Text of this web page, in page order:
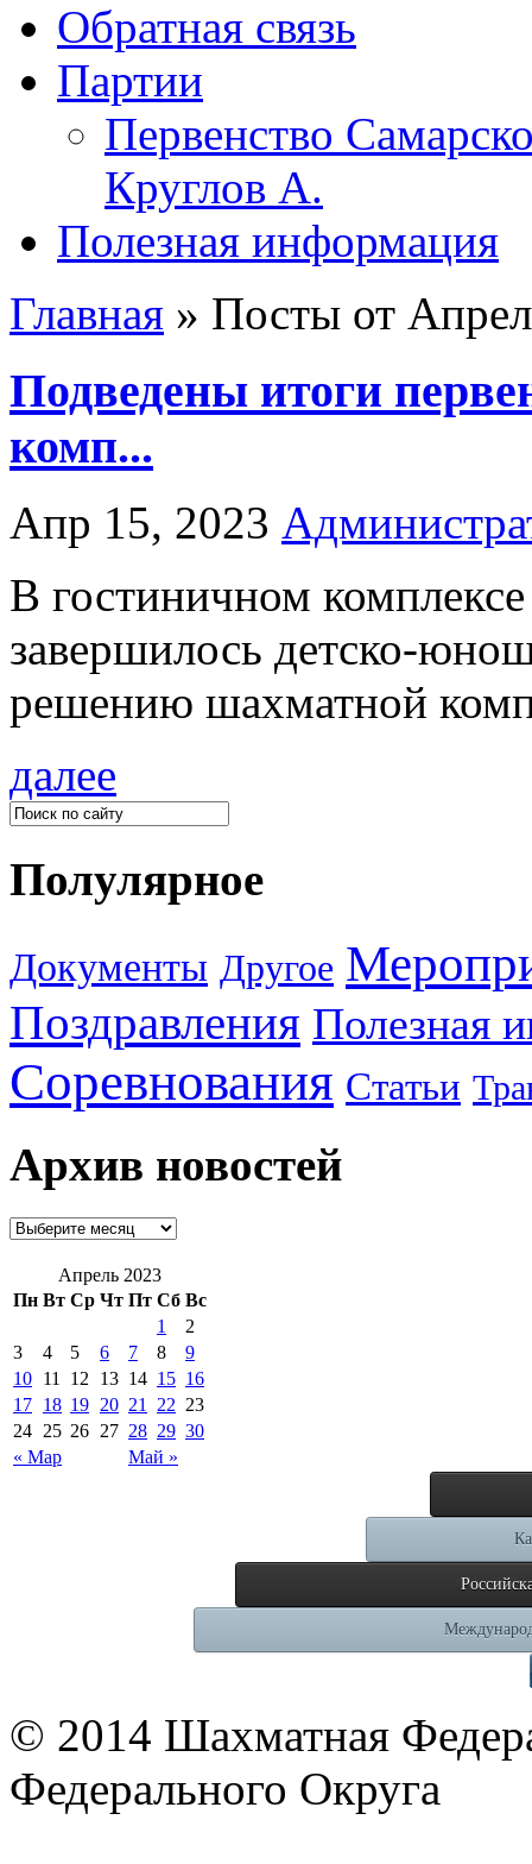
Обратная связь
Партии
Первенство
Круглов А.
Полезная информация
Главная » Посты от
Подведены итоги
комп...
Апр 15, 2023
В гостиничном
завершилось детско-
решению шахматной
далее
Полулярное
Документы Другое
Поздравления Полезная
Соревнования Статьи
Архив новостей
Апрель 2023
Пн Вт Ср Чт Пт Сб Вс
« Мар Май »
1
2
3
4 5 6 7 8
9
10 11 12 13 14 15 16
17 18 19 20 21 22 23
24 25 26 27 28 29 30
© 2014 Шахматная
Федерального Округа